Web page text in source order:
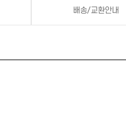
배송/교환안내